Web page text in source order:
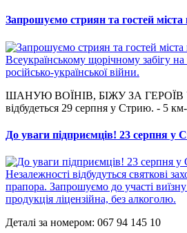
Запрошуємо стриян та гостей
ШАНУЮ ВОЇНІВ, БІЖУ ЗА ГЕРОЇВ
відбудеться 29 серпня у Стрию. - 5
До уваги підприємців! 23 серпня
Деталі за номером: 067 94 145 10